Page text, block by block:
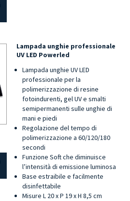
Lampada unghie professionale
UV LED Powerled
Lampada unghie UV LED
professionale per la
polimerizzazione di resine
fotoindurenti, gel UV e smalti
semipermanenti sulle unghie di
mani e piedi
Regolazione del tempo di
polimerizzazione a 60/120/180
secondi
Funzione Soft che diminuisce
l’intensità di emissione luminosa
Base estraibile e facilmente
disinfettabile
Misure L 20 x P 19 x H 8,5 cm